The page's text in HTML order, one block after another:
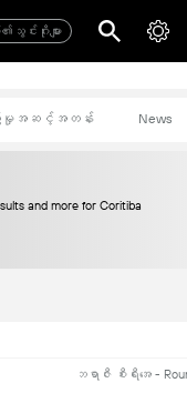
င်းဂိုးများ
အဆင့်အတန်း News
and more for Coritiba
ဘရာဇီး စီးရီးအေ -